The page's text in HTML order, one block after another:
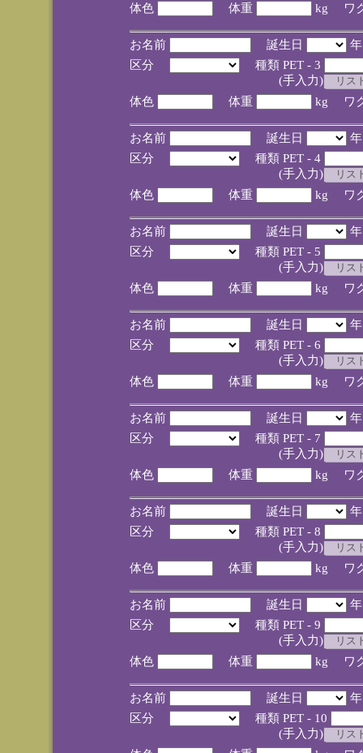
体色
体重 kg ワ
お名前 誕生日
区分
種類 PET - 3
(手入力)
体色
体重 kg ワ
お名前 誕生日
区分
種類 PET - 4
(手入力)
体色
体重 kg ワ
お名前 誕生日
区分
種類 PET - 5
(手入力)
体色
体重 kg ワ
お名前 誕生日
区分
種類 PET - 6
(手入力)
体色
体重 kg ワ
お名前 誕生日
区分
種類 PET - 7
(手入力)
体色
体重 kg ワ
お名前 誕生日
区分
種類 PET - 8
(手入力)
体色
体重 kg ワ
お名前 誕生日
区分
種類 PET - 9
(手入力)
体色
体重 kg ワ
お名前 誕生日
区分
種類 PET - 10
(手入力)